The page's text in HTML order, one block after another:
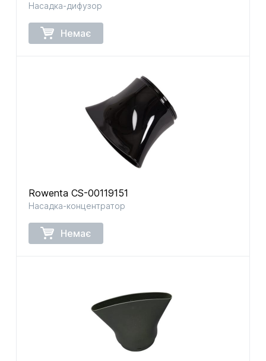
Насадка-дифузор
Немає
Rowenta CS-00119151
Насадка-концентратор
Немає